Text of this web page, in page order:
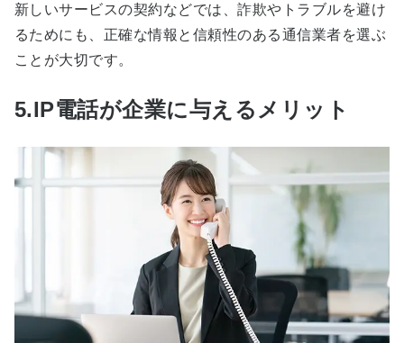
新しいサービスの契約などでは、詐欺やトラブルを避け
るためにも、正確な情報と信頼性のある通信業者を選ぶ
ことが大切です。
5.IP電話が企業に与えるメリット